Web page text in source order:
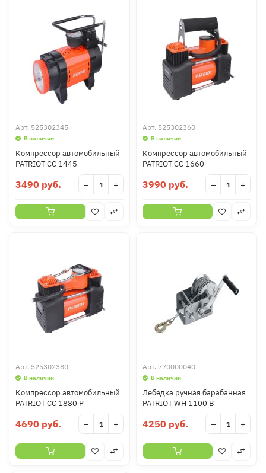
Арт. 525302345
В наличии
Компрессор автомобильный
PATRIOT CC 1445
3490 руб. − +
Арт. 525302360
В наличии
Компрессор автомобильный
PATRIOT CC 1660
3990 руб. − +
Арт. 525302380
В наличии
Компрессор автомобильный
PATRIOT CC 1880 P
4690 руб. − +
Арт. 770000040
В наличии
Лебедка ручная барабанная
PATRIOT WH 1100 B
4250 руб. − +